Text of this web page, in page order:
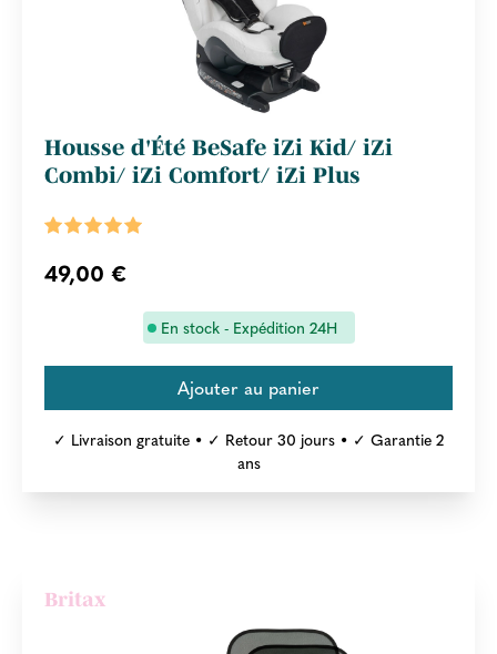
Housse d'Été BeSafe iZi Kid/ iZi
Combi/ iZi Comfort/ iZi Plus
49,00 €
En stock - Expédition 24H
✓ Livraison gratuite • ✓ Retour 30 jours • ✓ Garantie 2
ans
Britax